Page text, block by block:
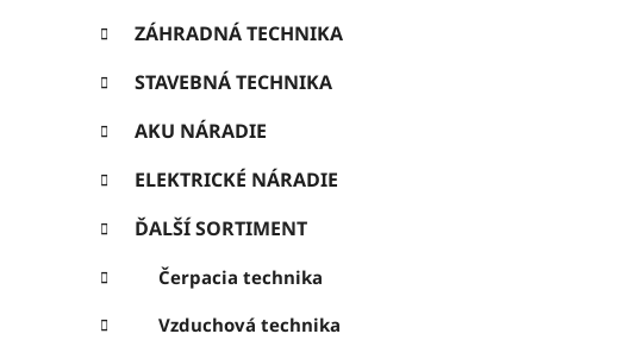
n
ý
a
n
e
l
g
r
e
ZÁHRADNÁ TECHNIKA
STAVEBNÁ TECHNIKA
AKU NÁRADIE
ELEKTRICKÉ NÁRADIE
ĎALŠÍ SORTIMENT
Čerpacia technika
Vzduchová technika